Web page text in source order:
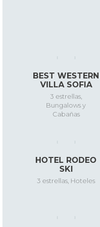
BEST WESTERN
VILLA SOFIA
3 estrellas,
Bungalows y
Cabañas
HOTEL RODEO
SKI
3 estrellas Hoteles